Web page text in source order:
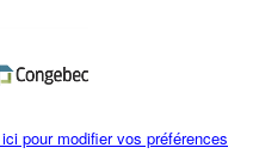
pour modifier vos préférences